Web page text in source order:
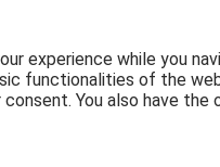
experience while you
functionalities of the
consent. You also have